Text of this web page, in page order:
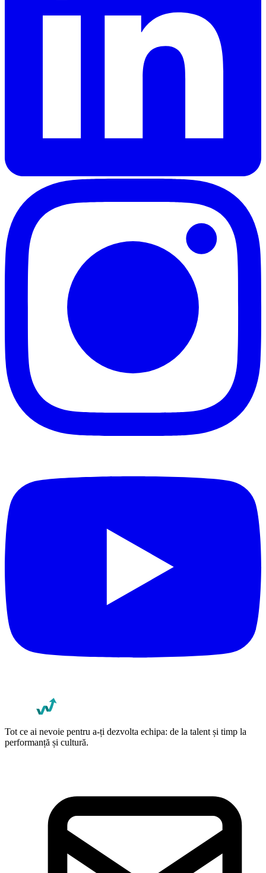
Tot ce ai nevoie pentru a-ți dezvolta echipa: de la talent și timp la
performanță și cultură.